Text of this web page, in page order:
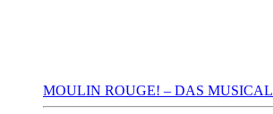
MOULIN ROUGE! – DAS MUSICAL